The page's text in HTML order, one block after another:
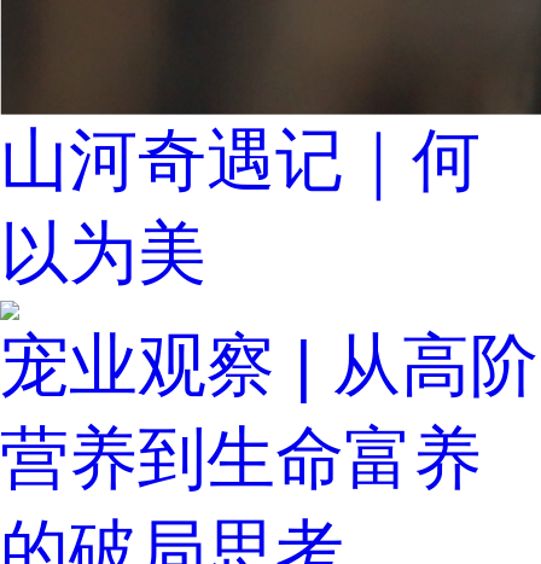
山河奇遇记｜何
以为美
宠业观察 | 从高阶
营养到生命富养